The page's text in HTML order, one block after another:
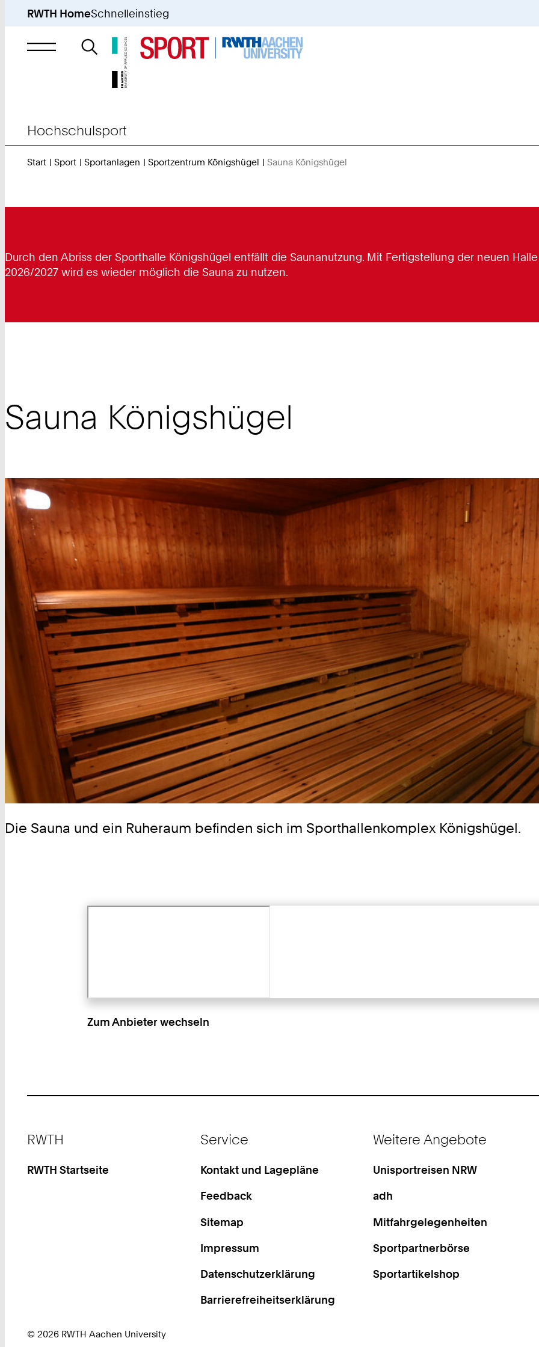
RWTH HomeSchnelleinstieg
Suche
nach
Hochschulsport
Start Sport Sportanlagen Sportzentrum Königshügel Sauna Königshügel
Durch den Abriss der Sporthalle Königshügel entfällt die Saunanutzung. Mit Fertigstellung der neuen
2026/2027 wird es wieder möglich die Sauna zu nutzen.
Sauna Königshügel
Die Sauna und ein Ruheraum befinden sich im Sporthallenkomplex Königshügel.
Zum Anbieter wechseln
RWTH
RWTH Startseite
Service
Kontakt und Lagepläne
Feedback
Sitemap
Impressum
Datenschutzerklärung
Barrierefreiheitserklärung
Weitere Angebote
Unisportreisen NRW
adh
Mitfahrgelegenheiten
Sportpartnerbörse
Sportartikelshop
© 2026 RWTH Aachen University